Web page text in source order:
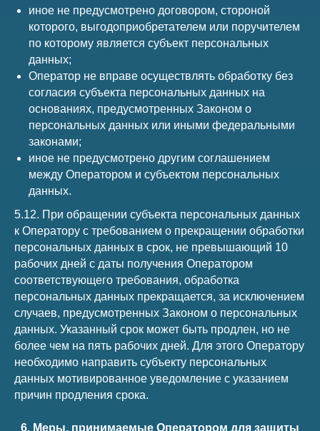
иное не предусмотрено договором, стороной
которого, выгодоприобретателем или поручителем
по которому является субъект персональных
данных;
Оператор не вправе осуществлять обработку без
согласия субъекта персональных данных на
основаниях, предусмотренных Законом о
персональных данных или иными федеральными
законами;
иное не предусмотрено другим соглашением
между Оператором и субъектом персональных
данных.
5.12. При обращении субъекта персональных данных
к Оператору с требованием о прекращении обработки
персональных данных в срок, не превышающий 10
рабочих дней с даты получения Оператором
соответствующего требования, обработка
персональных данных прекращается, за исключением
случаев, предусмотренных Законом о персональных
данных. Указанный срок может быть продлен, но не
более чем на пять рабочих дней. Для этого Оператору
необходимо направить субъекту персональных
данных мотивированное уведомление с указанием
причин продления срока.
6. Меры, принимаемые Оператором для защиты